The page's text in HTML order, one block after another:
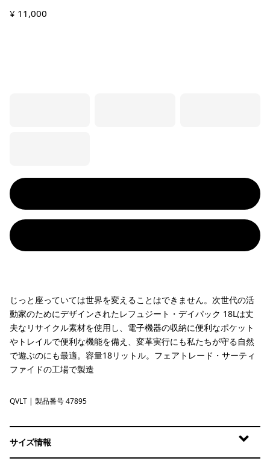
¥ 11,000
じっと座っていては世界を変えることはできません。次世代の活
動家のためにデザインされたレフュジート・デイパック 18Lは丈
夫なリサイクル素材を使用し、電子機器の収納に便利なポケット
やトレイルで便利な機能を備え、変革実行にも私たちが守る自然
で遊ぶのにも最適。容量18リットル。フェアトレード・サーティ
ファイドの工場で製造
Quiet Violet
QVLT | 製品番号 47895
サイズ情報